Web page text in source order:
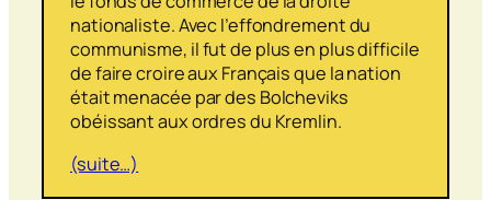
nationaliste. Avec l’effondrement du
communisme, il fut de plus en plus difficile
de faire croire aux Français que la nation
était menacée par des Bolcheviks
obéissant aux ordres du Kremlin.
(suite…)